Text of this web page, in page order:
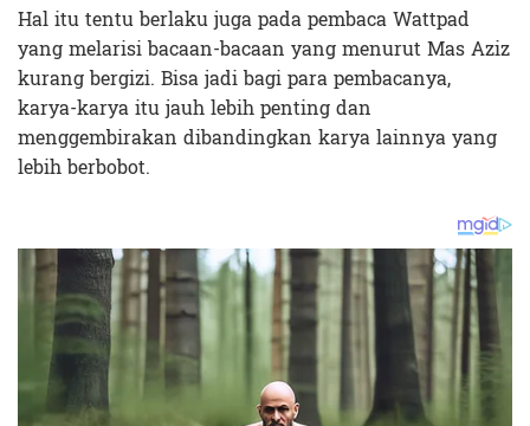
Hal itu tentu berlaku juga pada pembaca Wattpad
yang melarisi bacaan-bacaan yang menurut Mas Aziz
kurang bergizi. Bisa jadi bagi para pembacanya,
karya-karya itu jauh lebih penting dan
menggembirakan dibandingkan karya lainnya yang
lebih berbobot.